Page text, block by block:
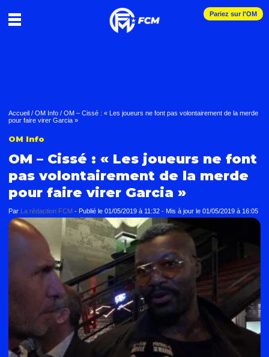
Pariez sur l'OM
Accueil / OM Info / OM – Cissé : « Les joueurs ne font pas volontairement de la merde
pour faire virer Garcia »
OM Info
OM – Cissé : « Les joueurs ne font
pas volontairement de la merde
pour faire virer Garcia »
Par La rédaction FCM - Publié le 01/05/2019 à 11:32 - Mis à jour le 01/05/2019 à 16:05